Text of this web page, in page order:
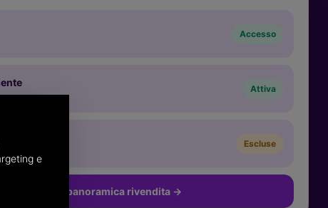
Accesso
Attiva
Escluse
Torna alla panoramica rivendita →
e